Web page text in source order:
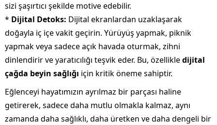
sizi şaşırtıcı şekilde motive edebilir.
* Dijital Detoks: Dijital ekranlardan uzaklaşarak
doğayla iç içe vakit geçirin. Yürüyüş yapmak, piknik
yapmak veya sadece açık havada oturmak, zihni
dinlendirir ve yaratıcılığı teşvik eder. Bu, özellikledijital
çağda beyin sağlığı için kritik öneme sahiptir.
Eğlenceyi hayatımızın ayrılmaz bir parçası haline
getirerek, sadece daha mutlu olmakla kalmaz, aynı
zamanda daha sağlıklı, daha üretken ve daha dengeli bir